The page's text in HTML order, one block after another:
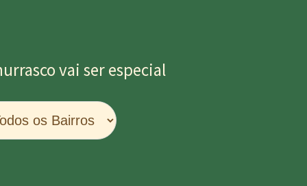
vai ser especial